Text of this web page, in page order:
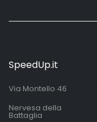
SpeedUp.it
Via Montello 46
Nervesa della
Battaglia